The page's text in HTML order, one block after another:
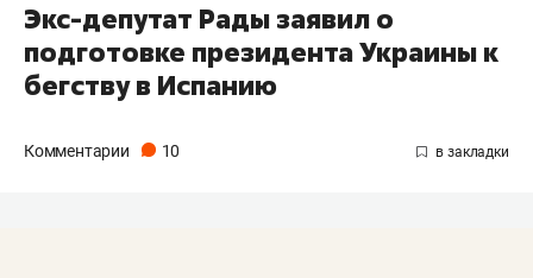
Экс-депутат Рады заявил о
подготовке президента Украины к
бегству в Испанию
Комментарии 10